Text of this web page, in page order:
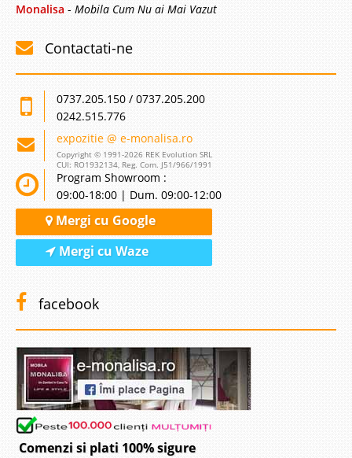
Monalisa - Mobila Cum Nu ai Mai Vazut
Contactati-ne
0737.205.150 / 0737.205.200
0242.515.776
expozitie @ e-monalisa.ro
Copyright © 1991-2026 REK Evolution SRL
CUI: RO1932134, Reg. Com. J51/966/1991
Program Showroom :
09:00-18:00 | Dum. 09:00-12:00
Mergi cu Google
Mergi cu Waze
facebook
Comenzi si plati 100% sigure